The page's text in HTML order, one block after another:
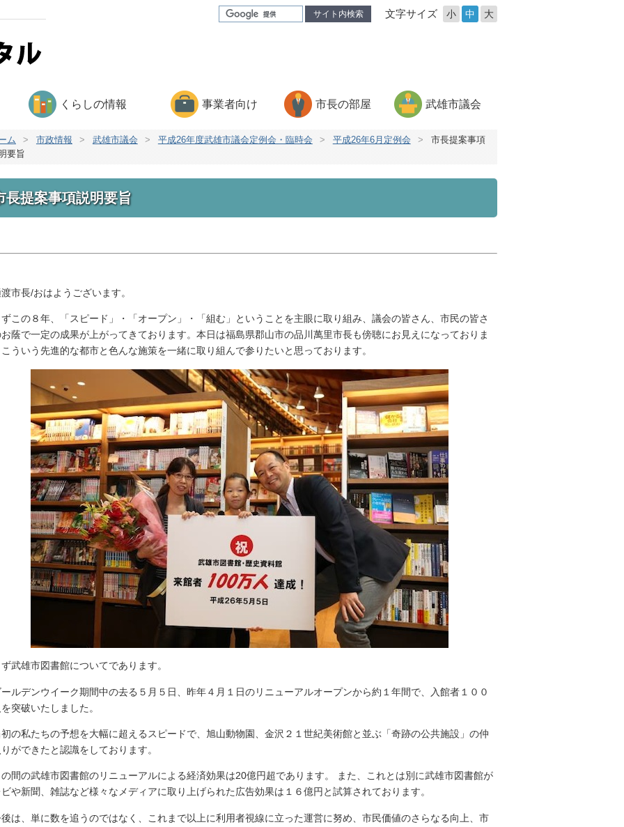
サイト内検索 文字サイズ 小 中 大
くらしの情報 事業者向け 市長の部屋 武雄市議会
ム > 市政情報 > 武雄市議会 > 平成26年度武雄市議会定例会・臨時会 > 平成26年6月定例会 >
市長提案事項
要旨
長提案事項説明要旨
市長/おはようございます。
この８年、「スピード」・「オープン」・「組む」ということを主眼に取り組み、議会の皆さん、市民の皆さ
蔭で一定の成果が上がってきております。本日は福島県郡山市の品川萬里市長も傍聴にお見えになっておりま
ういう先進的な都市と色んな施策を一緒に取り組んで参りたいと思っております。
武雄市図書館についてであります。
ルデンウイーク期間中の去る５月５日、昨年４月１日のリニューアルオープンから約１年間で、入館者１００
突破いたしました。
の私たちの予想を大幅に超えるスピードで、旭山動物園、金沢２１世紀美術館と並ぶ「奇跡の公共施設」の仲
りができたと認識をしております。
間の武雄市図書館のリニューアルによる経済効果は20億円超であります。 また、これとは別に武雄市図書館が
や新聞、雑誌など様々なメディアに取り上げられた広告効果は１６億円と試算されております。
は、単に数を追うのではなく、これまで以上に利用者視線に立った運営に努め、市民価値のさらなる向上、市